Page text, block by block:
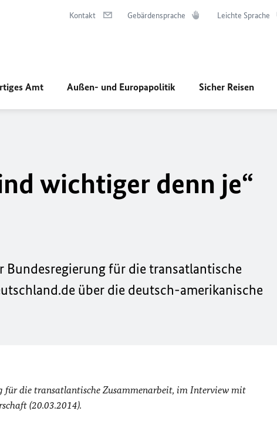
Kontakt Gebärdensprache Leichte Sprache
Amt Außen- und Europapolitik Sicher Reisen
wichtiger denn je“
für die transatlantische
über die deutsch-amerikanische
für die transatlantische Zusammenarbeit, im Interview mit
(20.03.2014).